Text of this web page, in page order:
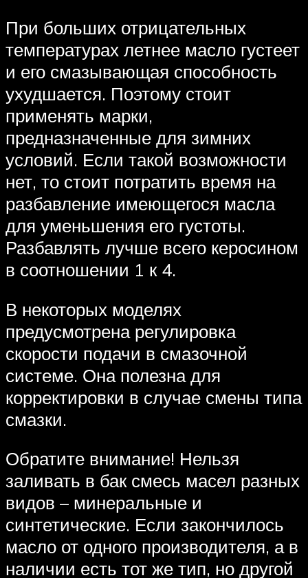
При больших отрицательных
температурах летнее масло густеет
и его смазывающая способность
ухудшается. Поэтому стоит
применять марки,
предназначенные для зимних
условий. Если такой возможности
нет, то стоит потратить время на
разбавление имеющегося масла
для уменьшения его густоты.
Разбавлять лучше всего керосином
в соотношении 1 к 4.
В некоторых моделях
предусмотрена регулировка
скорости подачи в смазочной
системе. Она полезна для
корректировки в случае смены типа
смазки.
Обратите внимание! Нельзя
заливать в бак смесь масел разных
видов – минеральные и
синтетические. Если закончилось
масло от одного производителя, а в
наличии есть тот же тип, но другой